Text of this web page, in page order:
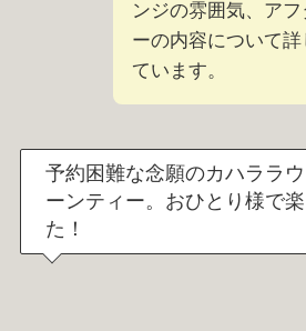
ンジの雰囲気、ア
ーの内容について
ています。
予約困難な念願のカハララ
ーンティー。おひとり様で
た！